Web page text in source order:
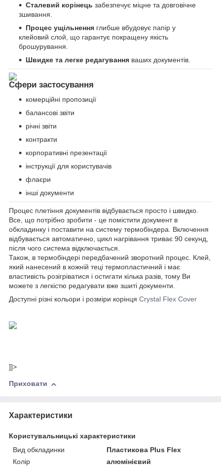
Сталевий корінець забезпечує міцне та довговічне
зшивання.
Процес ущільнення глибше вбудовує папір у
клейовий слой, що гарантує покращену якість
брошурування.
Швидке та легке редагування ваших документів.
Сфери застосування
комерційні пропозиції
балансові звіти
річні звіти
контракти
корпоративні презентації
інструкції для користувачів
флаєри
інші документи
Процес плетіння документів відбувається просто і швидко.
Все, що потрібно зробити - це помістити документ в
обкладинку і поставити на систему термобіндера. Включення
відбувається автоматично, цикл нагрівання триває 90 секунд,
після чого система відключається.
Також, в термобіндері передбачений зворотний процес. Клей,
який нанесений в кожній теці термопластичний і має
властивість розігріватися і остигати кілька разів, тому Ви
можете з легкістю редагувати вже зшиті документи.
Доступні різні кольори і розміри корінця Crystal Flex Cover
]]>
Приховати
Характеристики
Користувальницькі характеристики
Вид обкладинки
Пластикова Plus Flex
Колір
алюмінієвий